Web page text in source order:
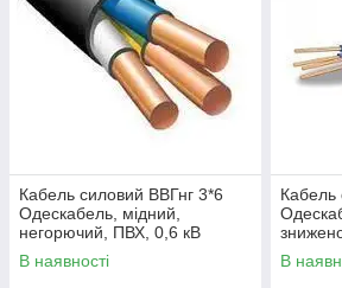
Кабель силовий ВВГнг 3*6
Одескабель, мідний,
негорючий, ПВХ, 0,6 кВ
В наявності
Кабель
В